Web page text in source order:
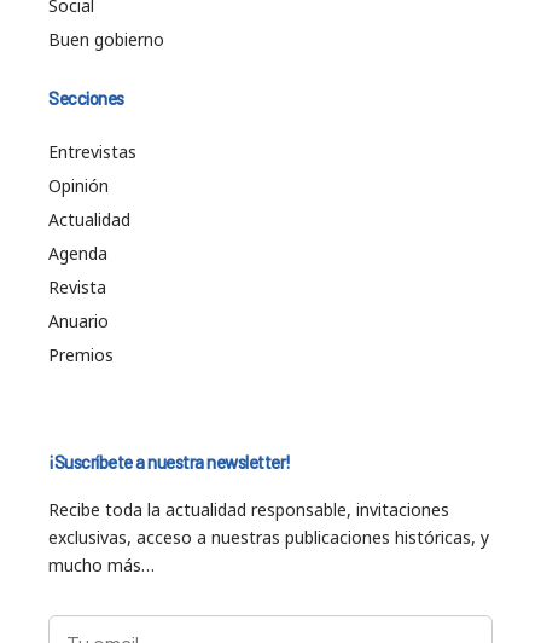
Social
Buen gobierno
Secciones
Entrevistas
Opinión
Actualidad
Agenda
Revista
Anuario
Premios
¡Suscríbete a nuestra newsletter!
Recibe toda la actualidad responsable, invitaciones
exclusivas, acceso a nuestras publicaciones históricas, y
mucho más…